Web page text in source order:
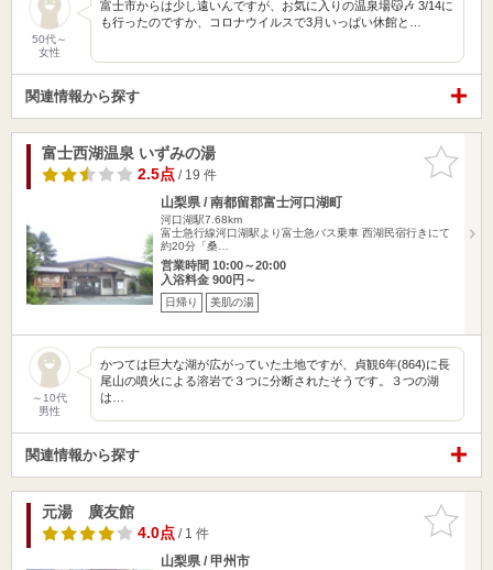
50代～
女性
富士市からは少し遠いんですが、お気に入りの温泉場😽🎶 3/14に
も行ったのですか、コロナウイルスで3月いっぱい休館と…
関連情報から探す
お気に入
りに追加
富士西湖温泉 いずみの湯
2.5点/ 19 件
山梨県 / 南都留郡富士河口湖町
河口湖駅7.68km
富士急行線河口湖駅より富士急バス乗車 西湖民宿行きにて
約20分「桑…
営業時間 10:00～20:00
入浴料金 900円～
日帰り 美肌の湯
～10代
男性
かつては巨大な湖が広がっていた土地ですが、貞観6年(864)に長
尾山の噴火による溶岩で３つに分断されたそうです。３つの湖
は…
関連情報から探す
お気に入
りに追加
元湯 廣友館
4.0点/ 1 件
山梨県 / 甲州市